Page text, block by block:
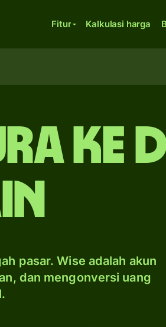
Fitur Kalkulasi harga
ke
pasar. Wise adalah akun
dan mengonversi uang